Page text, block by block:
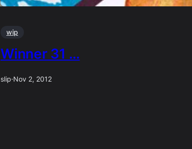
wip
Winner 31 …
slip·Nov 2, 2012